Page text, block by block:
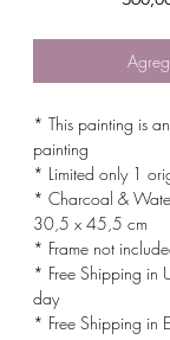
* This painting is
painting
* Limited only 1
* Charcoal &
30,5 x 45,5 cm
* Frame not
* Free Shipping in
day
* Free Shipping in